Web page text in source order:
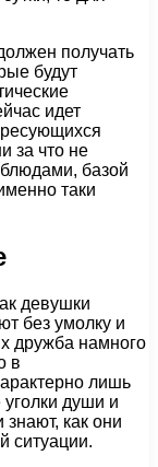
получать
будут
идет
за что не
базой
таки
девушки
без умолку и
дружба намного
в
лишь
души и
знают, как они
ситуации.